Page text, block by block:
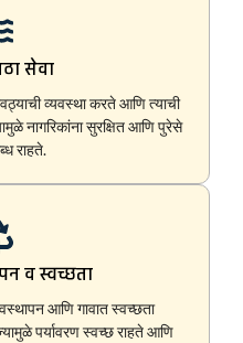
सेवा
व्यवस्था करते आणि त्याची
नागरिकांना सुरक्षित आणि पुरेसे
राहते.
व स्वच्छता
आणि गावात स्वच्छता
पर्यावरण स्वच्छ राहते आणि